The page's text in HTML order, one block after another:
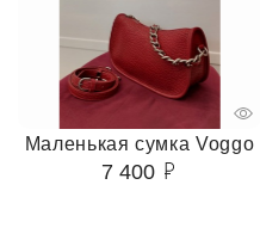
Маленькая сумка Voggo
7 400